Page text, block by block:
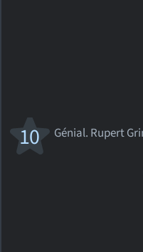
Génial. Rupert
10